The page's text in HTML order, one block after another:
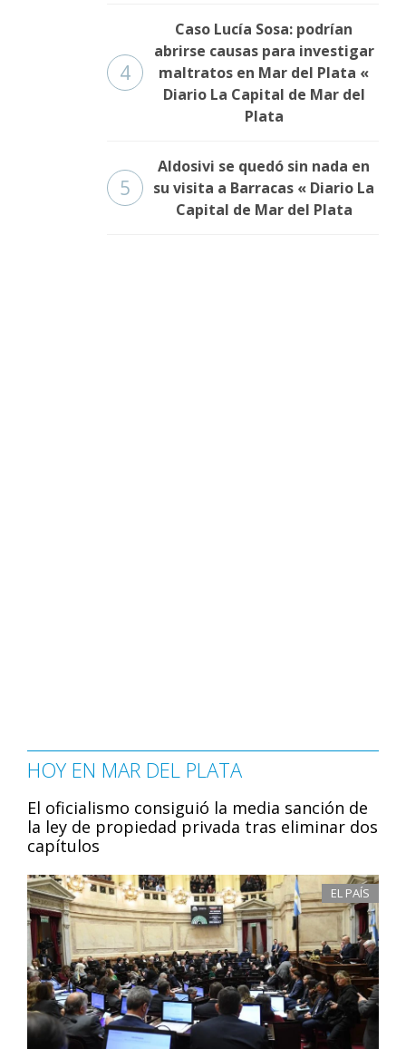
4
Caso Lucía Sosa: podrían
abrirse causas para investigar
maltratos en Mar del Plata «
Diario La Capital de Mar del
Plata
5
Aldosivi se quedó sin nada en
su visita a Barracas « Diario La
Capital de Mar del Plata
HOY EN MAR DEL PLATA
El oficialismo consiguió la media sanción de
la ley de propiedad privada tras eliminar dos
capítulos
EL PAÍS